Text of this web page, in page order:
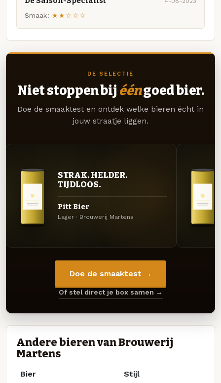
Smaak: ★★☆☆☆
DE SELECTIE
Niet stoppen bij ééngoed bier.
Doe de smaaktest en ontdek welke bieren écht in
jouw straatje liggen.
STRAK. HELDER.
TIJDLOOS.
Pitt Bier
Lager · Brouwerij Martens
Doe de smaaktest →
Of stel direct je box samen →
Andere bieren van Brouwerij
Martens
Bier Stijl